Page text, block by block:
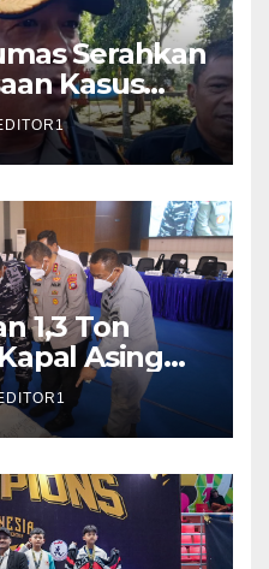
Serahkan
Kasus
ke Polda
1,3 Ton
Asing